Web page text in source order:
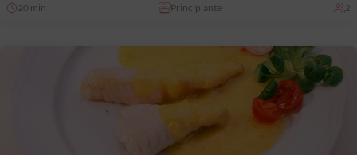
20 min Principiante 2